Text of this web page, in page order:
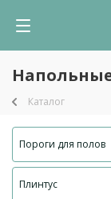
Каталог
Пороги для полов
Плинтус